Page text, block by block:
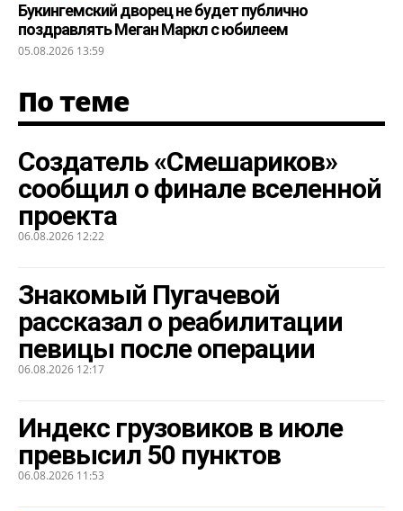
Букингемский дворец не будет публично
поздравлять Меган Маркл с юбилеем
05.08.2026 13:59
По теме
Создатель «Смешариков»
сообщил о финале вселенной
проекта
06.08.2026 12:22
Знакомый Пугачевой
рассказал о реабилитации
певицы после операции
06.08.2026 12:17
Индекс грузовиков в июле
превысил 50 пунктов
06.08.2026 11:53